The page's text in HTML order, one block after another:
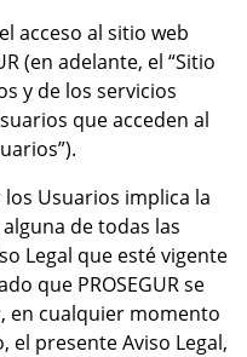
acceso al sitio web
(en adelante, el “Sitio
y de los servicios
que acceden al
Usuarios implica la
de todas las
Legal que esté vigente
que PROSEGUR se
en cualquier momento
el presente Aviso Legal,